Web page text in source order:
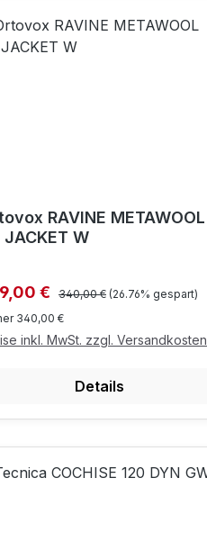
RAVINE METAWOOL
JACKET W
€ Regulärer Preis:
340,00 € (26.76% gespart)
340,00 €
inkl. MwSt. zzgl. Versandkosten
Details